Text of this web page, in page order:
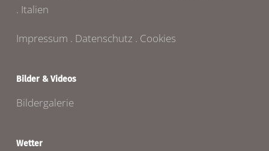
. Italien
Impressum . Datenschutz . Cookies
Bilder & Videos
Bildergalerie
Wetter